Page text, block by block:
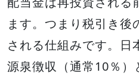
ます。つまり税引き後
される仕組みです。日
源泉徴収（通常10％